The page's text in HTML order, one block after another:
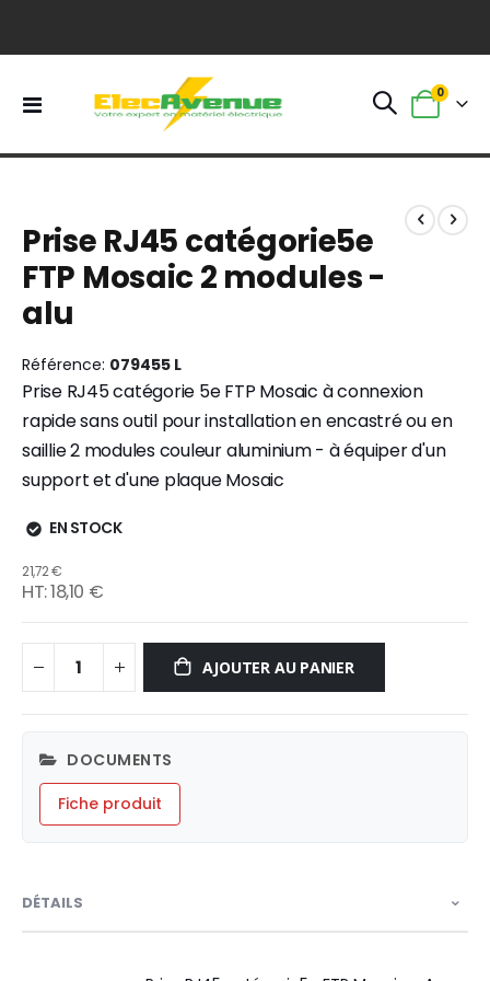
Basculer
Panier
0
the
end
of
the
images
the
beginning
of
the
images
Prise RJ45 catégorie5e
FTP Mosaic 2 modules -
alu
Référence 079455 L
Prise RJ45 catégorie 5e FTP Mosaic à connexion
rapide sans outil pour installation en encastré ou en
saillie 2 modules couleur aluminium - à équiper d'un
support et d'une plaque Mosaic
EN STOCK
21,72 €
18,10 €
AJOUTER AU PANIER
DOCUMENTS
Fiche produit
DÉTAILS